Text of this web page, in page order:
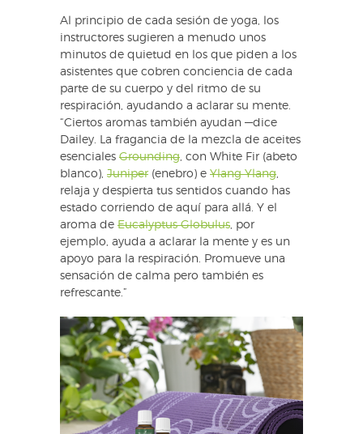
Al principio de cada sesión de yoga, los
instructores sugieren a menudo unos
minutos de quietud en los que piden a los
asistentes que cobren conciencia de cada
parte de su cuerpo y del ritmo de su
respiración, ayudando a aclarar su mente.
“Ciertos aromas también ayudan —dice
Dailey. La fragancia de la mezcla de aceites
esenciales Grounding, con White Fir (abeto
blanco), Juniper (enebro) e Ylang Ylang,
relaja y despierta tus sentidos cuando has
estado corriendo de aquí para allá. Y el
aroma de Eucalyptus Globulus, por
ejemplo, ayuda a aclarar la mente y es un
apoyo para la respiración. Promueve una
sensación de calma pero también es
refrescante.”